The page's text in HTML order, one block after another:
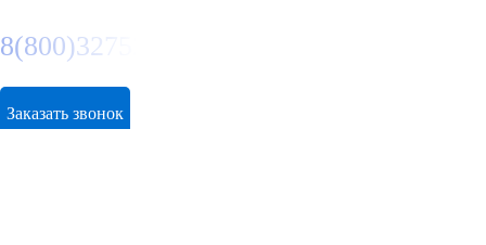
8(800)3275280
Заказать звонок